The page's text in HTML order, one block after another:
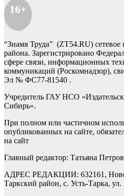
16+
“Знамя Труда” (ZT54.RU) сетевое
района. Зарегистрировано
сфере связи, информационных
коммуникаций (Роскомнадзор),
Эл № ФС77-81540 .
Учредитель ГАУ НСО
Сибирь».
При полном или частичном
опубликованных на сайте,
на сайт
Главный редактор: Татьяна
АДРЕС РЕДАКЦИИ: 632161,
Таркский район, с. Усть-Тарка,